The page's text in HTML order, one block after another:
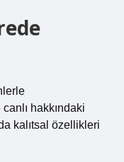
hakkındaki
kalıtsal özellikleri